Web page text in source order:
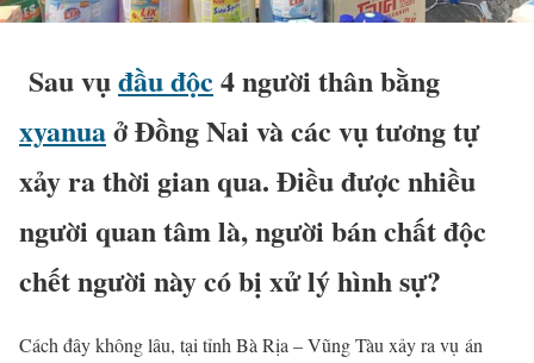
Sau vụđầu độc4 người thân bằng
xyanuaở Đồng Nai và các vụ tương tự
xảy ra thời gian qua. Điều được nhiều
người quan tâm là, người bán chất độc
chết người này có bị xử lý hình sự?
Cách đây không lâu, tại tỉnh Bà Rịa – Vũng Tàu xảy ra vụ án